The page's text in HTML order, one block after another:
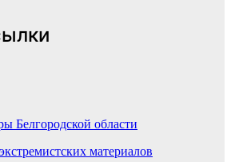
Белгородской области
материалов